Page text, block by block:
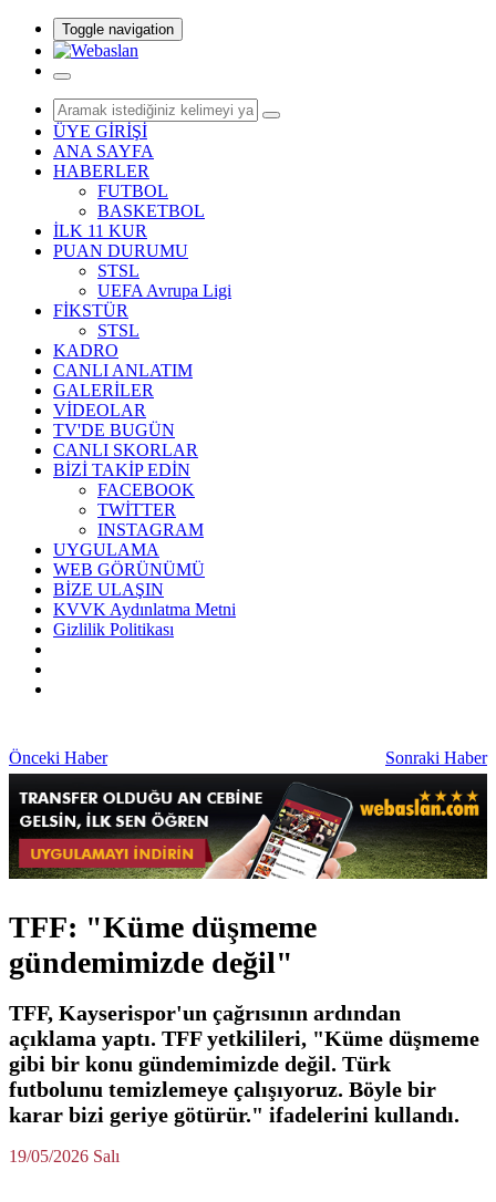
Toggle navigation
ÜYE GİRİŞİ
ANA SAYFA
HABERLER
FUTBOL
BASKETBOL
İLK 11 KUR
PUAN DURUMU
STSL
UEFA Avrupa Ligi
FİKSTÜR
STSL
KADRO
CANLI ANLATIM
GALERİLER
VİDEOLAR
TV'DE BUGÜN
CANLI SKORLAR
BİZİ TAKİP EDİN
FACEBOOK
TWİTTER
INSTAGRAM
UYGULAMA
WEB GÖRÜNÜMÜ
BİZE ULAŞIN
KVVK Aydınlatma Metni
Gizlilik Politikası
Önceki Haber Sonraki Haber
TFF: "Küme düşmeme
gündemimizde değil"
TFF, Kayserispor'un çağrısının ardından
açıklama yaptı. TFF yetkilileri, "Küme düşmeme
gibi bir konu gündemimizde değil. Türk
futbolunu temizlemeye çalışıyoruz. Böyle bir
karar bizi geriye götürür." ifadelerini kullandı.
19/05/2026 Salı